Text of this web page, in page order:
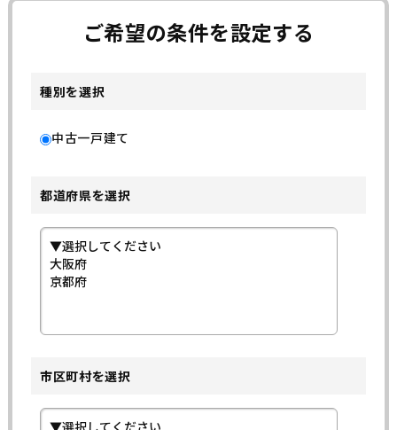
ご希望の条件を設定する
種別を選択
中古一戸建て
都道府県を選択
市区町村を選択